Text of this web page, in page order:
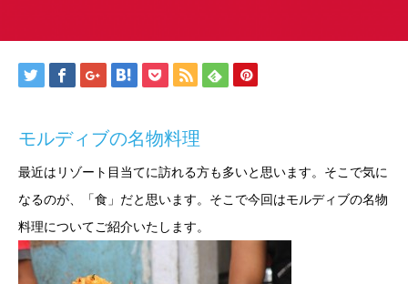
モルディブの名物料理
最近はリゾート目当てに訪れる方も多いと思います。そこで気に
なるのが、「食」だと思います。そこで今回はモルディブの名物
料理についてご紹介いたします。